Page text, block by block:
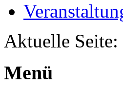
Aktuelle Seite:
Menü